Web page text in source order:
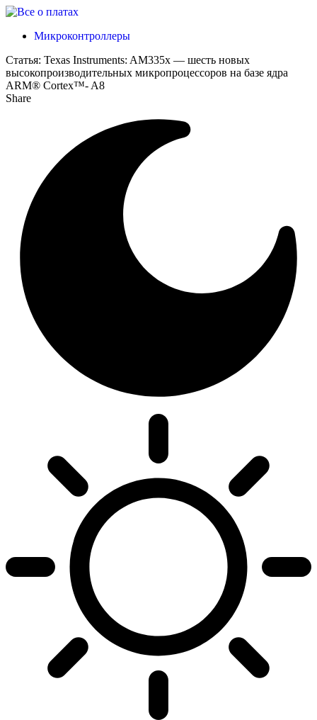
Микроконтроллеры
Статья: Texas Instruments: AM335x — шесть новых
высокопроизводительных микропроцессоров на базе ядра
ARM® Cortex™- A8
Share